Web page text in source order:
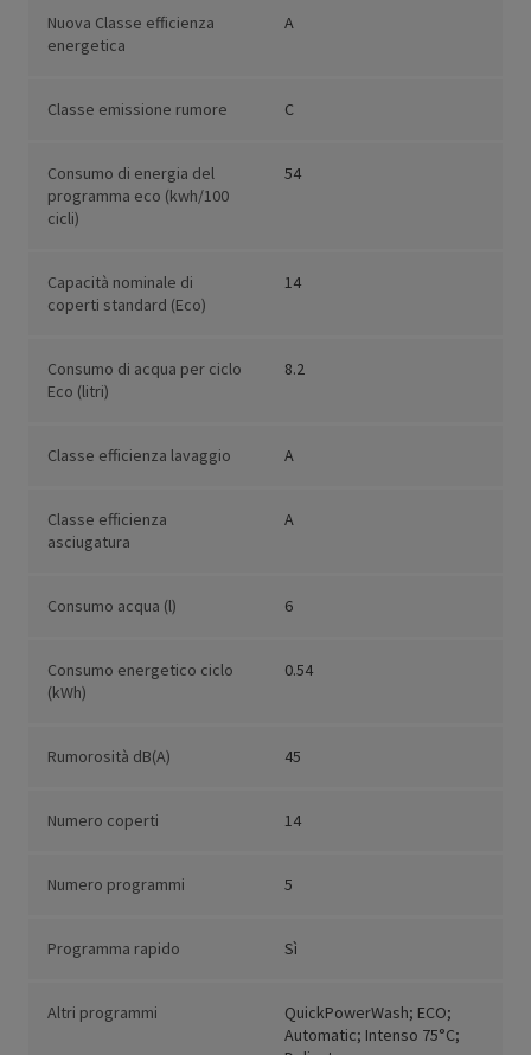
Nuova Classe efficienza
energetica
A
Classe emissione rumore C
Consumo di energia del
programma eco (kwh/100
cicli)
54
Capacità nominale di
coperti standard (Eco)
14
Consumo di acqua per ciclo
Eco (litri)
8.2
Classe efficienza lavaggio A
Classe efficienza
asciugatura
A
Consumo acqua (l) 6
Consumo energetico ciclo
(kWh)
0.54
Rumorosità dB(A) 45
Numero coperti 14
Numero programmi 5
Programma rapido Sì
Altri programmi
QuickPowerWash; ECO;
Automatic; Intenso 75°C;